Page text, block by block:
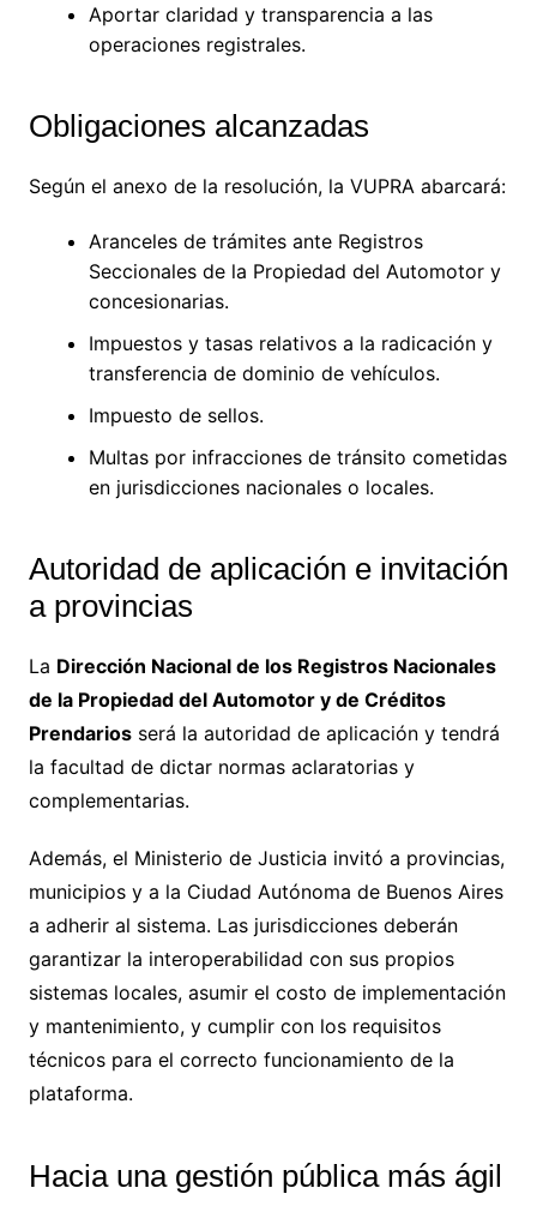
Aportar claridad y transparencia a las
operaciones registrales.
Obligaciones alcanzadas
Según el anexo de la resolución, la VUPRA abarcará:
Aranceles de trámites ante Registros
Seccionales de la Propiedad del Automotor y
concesionarias.
Impuestos y tasas relativos a la radicación y
transferencia de dominio de vehículos.
Impuesto de sellos.
Multas por infracciones de tránsito cometidas
en jurisdicciones nacionales o locales.
Autoridad de aplicación e invitación
a provincias
La Dirección Nacional de los Registros Nacionales
de la Propiedad del Automotor y de Créditos
Prendariosserá la autoridad de aplicación y tendrá
la facultad de dictar normas aclaratorias y
complementarias.
Además, el Ministerio de Justicia invitó a provincias,
municipios y a la Ciudad Autónoma de Buenos Aires
a adherir al sistema. Las jurisdicciones deberán
garantizar la interoperabilidad con sus propios
sistemas locales, asumir el costo de implementación
y mantenimiento, y cumplir con los requisitos
técnicos para el correcto funcionamiento de la
plataforma.
Hacia una gestión pública más ágil